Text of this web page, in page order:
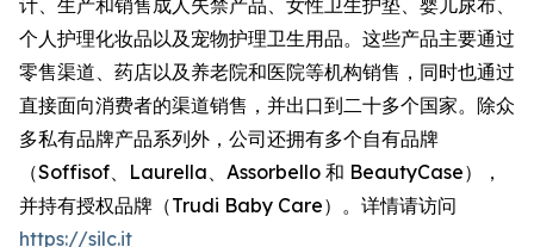
计、生产和销售成人失禁产品、女性卫生护垫、婴儿尿布、
个人护理化妆品以及宠物护理卫生用品。这些产品主要通过
零售渠道、药店以及养老院和医院等机构销售，同时也通过
直接面向消费者的渠道销售，并出口到二十多个国家。除众
多私有品牌产品系列外，公司还拥有多个自有品牌
（Soffisof、Laurella、Assorbello 和 BeautyCase），
并持有授权品牌（Trudi Baby Care）。详情请访问
https://silc.it